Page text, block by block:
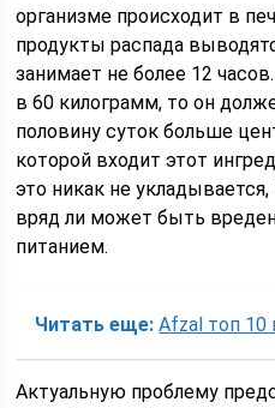
организме происходит в
продукты распада
занимает не более 12
в 60 килограмм, то он
половину суток больше
которой входит этот
это никак не
вряд ли может быть
питанием.
Читать еще: Afzal топ 10
Актуальную проблему